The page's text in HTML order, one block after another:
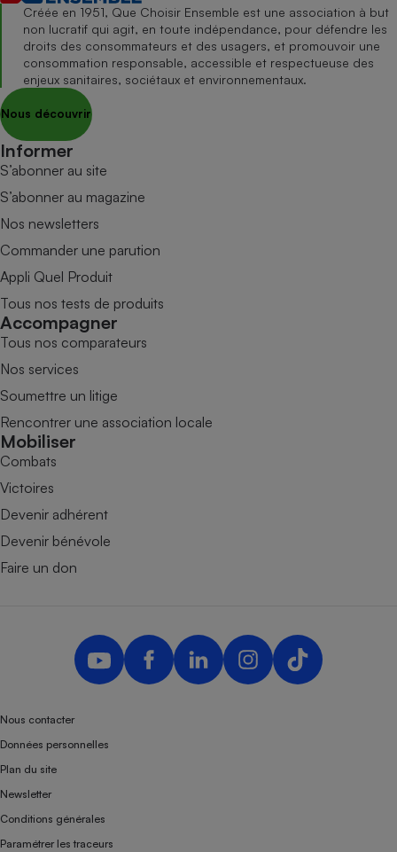
Créée en 1951, Que Choisir Ensemble est une association à but
non lucratif qui agit, en toute indépendance, pour défendre les
droits des consommateurs et des usagers, et promouvoir une
consommation responsable, accessible et respectueuse des
enjeux sanitaires, sociétaux et environnementaux.
Nous découvrir
Informer
S’abonner au site
S’abonner au magazine
Nos newsletters
Commander une parution
Appli Quel Produit
Tous nos tests de produits
Accompagner
Tous nos comparateurs
Nos services
Soumettre un litige
Rencontrer une association locale
Mobiliser
Combats
Victoires
Devenir adhérent
Devenir bénévole
Faire un don
Nous contacter
Données personnelles
Plan du site
Newsletter
Conditions générales
Paramétrer les traceurs